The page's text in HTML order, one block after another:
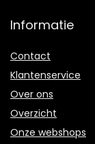
Informatie
Contact
Klantenservice
Over ons
Overzicht
Onze webshops